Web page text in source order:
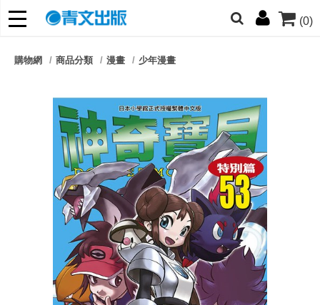
(0)
朋友們，提高警覺！
購物網 商品分類 漫畫 少年漫畫